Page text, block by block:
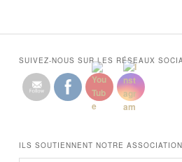
SUIVEZ-NOUS SUR LES RÉSEAUX
ILS SOUTIENNENT NOTRE ASSOCIATION